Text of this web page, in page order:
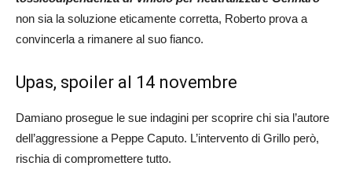
non sia la soluzione eticamente corretta, Roberto prova a
convincerla a rimanere al suo fianco.
Upas, spoiler al 14 novembre
Damiano prosegue le sue indagini per scoprire chi sia l’autore
dell’aggressione a Peppe Caputo. L’intervento di Grillo però,
rischia di compromettere tutto.